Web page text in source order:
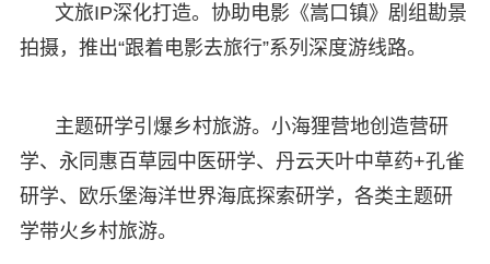
文旅IP深化打造。协助电影《嵩口镇》剧组勘景
拍摄，推出“跟着电影去旅行”系列深度游线路。
主题研学引爆乡村旅游。小海狸营地创造营研
学、永同惠百草园中医研学、丹云天叶中草药+孔雀
研学、欧乐堡海洋世界海底探索研学，各类主题研
学带火乡村旅游。